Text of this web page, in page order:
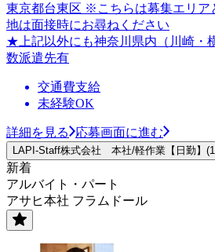
東京都台東区 ※こちらは募集エリア
地は面接時にお尋ねください
★上記以外にも神奈川県内（川崎・
数派遣先有
交通費支給
未経験OK
詳細を見る 応募画面に進む
LAPI-Staff株式会社 本社/軽作業【日勤】
新着
アルバイト・パート
アサヒ本社 フラムドール